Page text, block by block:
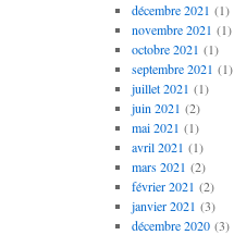
décembre 2021 (1)
novembre 2021 (1)
octobre 2021 (1)
septembre 2021 (1)
juillet 2021 (1)
juin 2021 (2)
mai 2021 (1)
avril 2021 (1)
mars 2021 (2)
février 2021 (2)
janvier 2021 (3)
décembre 2020(3)